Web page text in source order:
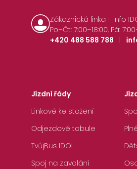
Zákaznická linka - info
Po–Čt: 7:00–18:00, Pá:
+420 488 588 788
|
Jízdní řády
Linkové ke stažení
Odjezdové tabule
TvůjBus IDOL
Spoj na zavolání